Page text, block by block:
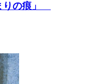
りの痕」